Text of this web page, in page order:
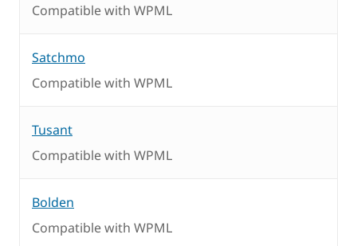
Compatible with WPML
Satchmo
Compatible with WPML
Tusant
Compatible with WPML
Bolden
Compatible with WPML